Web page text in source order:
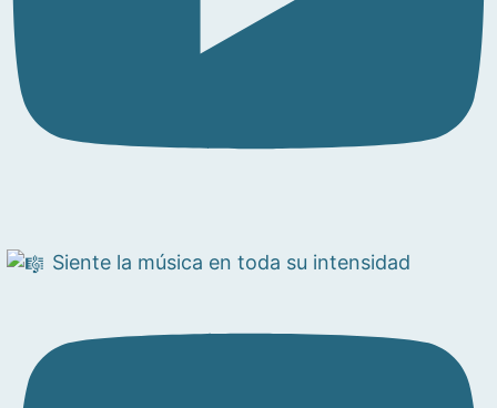
Siente la música en toda su intensidad